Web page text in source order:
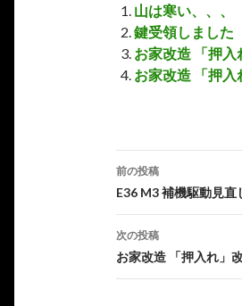
山は寒い、、、
鍵受領しました
お家改造 「押入
お家改造 「押入
投
稿
ナ
前の投稿
E36 M3 補機駆動見
次の投稿
お家改造 「押入れ」